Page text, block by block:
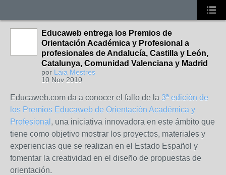
Educaweb entrega los Premios de
Orientación Académica y Profesional a
profesionales de Andalucía, Castilla y León,
Catalunya, Comunidad Valenciana y Madrid
por Laia Mestres
10 Nov 2010
Educaweb.com da a conocer el fallo de la 3ª edición de
los Premios Educaweb de Orientación Académica y
Profesional , una iniciativa innovadora en este ámbito que
tiene como objetivo mostrar los proyectos, materiales y
experiencias que se realizan en el Estado Español y
fomentar la creatividad en el diseño de propuestas de
orientación.